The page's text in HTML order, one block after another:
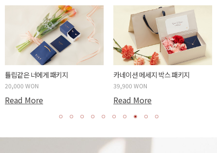
튤립같은 너에게 패키지
20,000 WON
Read More
카네이션 메세지 박스 패키지
39,900 WON
Read More